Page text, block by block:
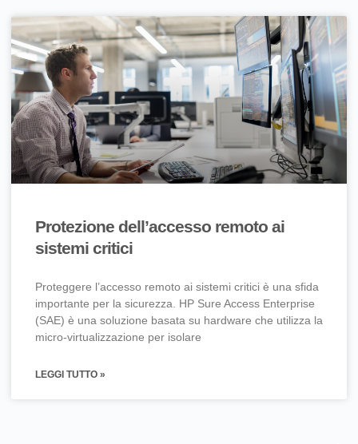
Protezione dell’accesso remoto ai
sistemi critici
Proteggere l’accesso remoto ai sistemi critici è una sfida
importante per la sicurezza. HP Sure Access Enterprise
(SAE) è una soluzione basata su hardware che utilizza la
micro-virtualizzazione per isolare
LEGGI TUTTO »